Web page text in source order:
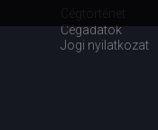
Cégadatok
Jogi nyilatkozat